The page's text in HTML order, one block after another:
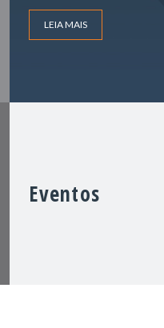
LEIA MAIS
Eventos